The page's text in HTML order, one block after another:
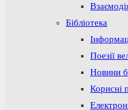
Бібліотека
Поезії
Новини
Корисні